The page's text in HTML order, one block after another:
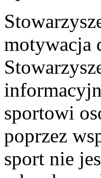
motywacja
sportowi
poprzez
sport nie